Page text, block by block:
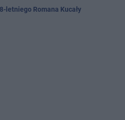
letniego Romana Kucały